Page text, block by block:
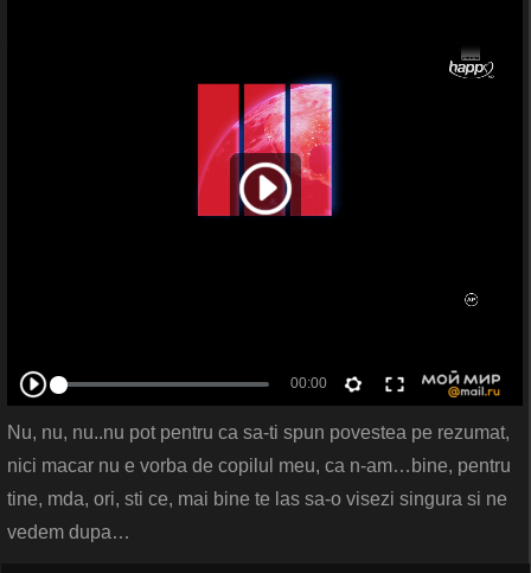
Nu, nu, nu..nu pot pentru ca sa-ti spun povestea pe rezumat,
nici macar nu e vorba de copilul meu, ca n-am…bine, pentru
tine, mda, ori, sti ce, mai bine te las sa-o visezi singura si ne
vedem dupa…